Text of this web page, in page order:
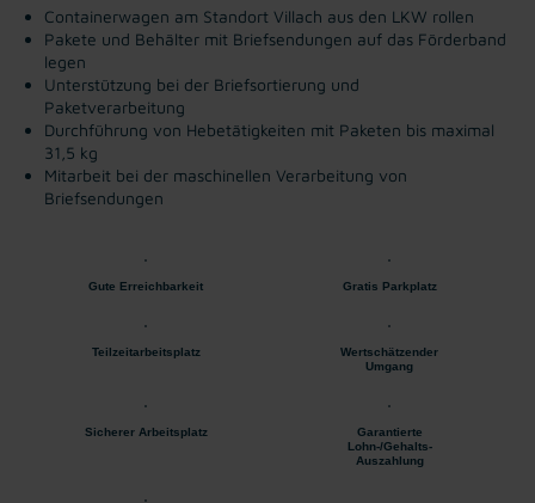
Containerwagen am Standort Villach aus den LKW rollen
Pakete und Behälter mit Briefsendungen auf das Förderband
legen
Unterstützung bei der Briefsortierung und
Paketverarbeitung
Durchführung von Hebetätigkeiten mit Paketen bis maximal
31,5 kg
Mitarbeit bei der maschinellen Verarbeitung von
Briefsendungen
Gute Erreichbarkeit Gratis Parkplatz
Teilzeitarbeitsplatz
Wertschätzender
Umgang
Sicherer Arbeitsplatz
Garantierte
Lohn-/Gehalts-
Auszahlung